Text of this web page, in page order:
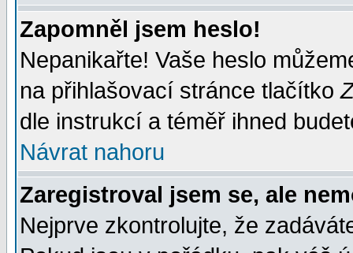
Zapomněl jsem heslo!
Nepanikařte! Vaše heslo
na přihlašovací stránce tlačítko
dle instrukcí a téměř ihned
Návrat nahoru
Zaregistroval jsem se, ale
Nejprve zkontrolujte, že